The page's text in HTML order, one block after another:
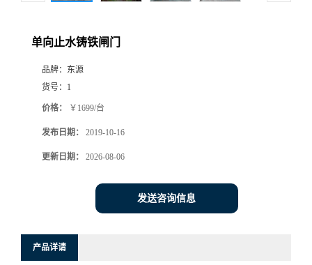
单向止水铸铁闸门
品牌： 东源
货号： 1
价格： ￥1699/台
发布日期： 2019-10-16
更新日期： 2026-08-06
发送咨询信息
产品详请